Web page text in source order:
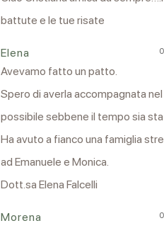
battute e le tue risate
Elena
Avevamo fatto un patto.
Spero di averla accompagnata
possibile sebbene il tempo sia
Ha avuto a fianco una famiglia
ad Emanuele e Monica.
Dott.sa Elena Falcelli
Morena